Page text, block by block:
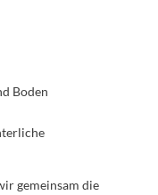
Boden
gemeinsam die